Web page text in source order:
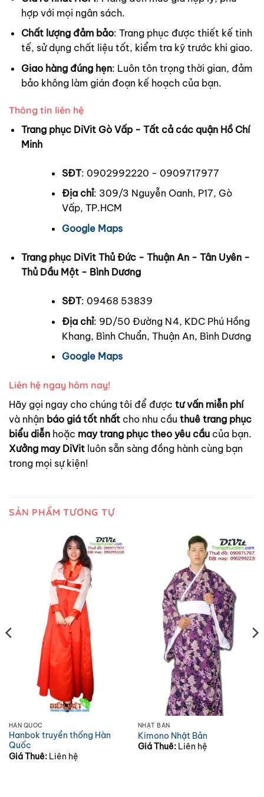
hợp với mọi ngân sách.
Chất lượng đảm bảo: Trang phục được thiết kế tinh
tế, sử dụng chất liệu tốt, kiểm tra kỹ trước khi giao.
Giao hàng đúng hẹn: Luôn tôn trọng thời gian, đảm
bảo không làm gián đoạn kế hoạch của bạn.
Thông tin liên hệ
Trang phục DiVit Gò Vấp - Tất cả các quận Hồ Chí
Minh
SĐT: 0902992220 - 0909717977
Địa chỉ: 309/3 Nguyễn Oanh, P17, Gò
Vấp, TP.HCM
Google Maps
Trang phục DiVit Thủ Đức - Thuận An - Tân Uyên -
Thủ Dầu Một - Bình Dương
SĐT: 09468 53839
Địa chỉ: 9D/50 Đường N4, KDC Phú Hồng
Khang, Bình Chuẩn, Thuận An, Bình Dương
Google Maps
Liên hệ ngay hôm nay!
Hãy gọi ngay cho chúng tôi để được tư vấn miễn phí
và nhận báo giá tốt nhất cho nhu cầu thuê trang phục
biểu diễn hoặc may trang phục theo yêu cầu của bạn.
Xưởng may DiVit luôn sẵn sàng đồng hành cùng bạn
trong mọi sự kiện!
SẢN PHẨM TƯƠNG TỰ
HÀN QUỐC
Hanbok truyền thống Hàn
Quốc
Giá Thuê: Liên hệ
NHẬT BẢN
Kimono Nhật Bản
Giá Thuê: Liên hệ